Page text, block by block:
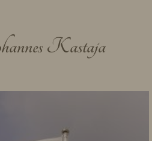
Kastaja